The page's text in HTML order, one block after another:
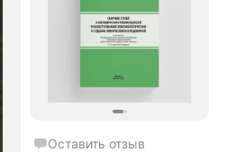
Оставить отзыв